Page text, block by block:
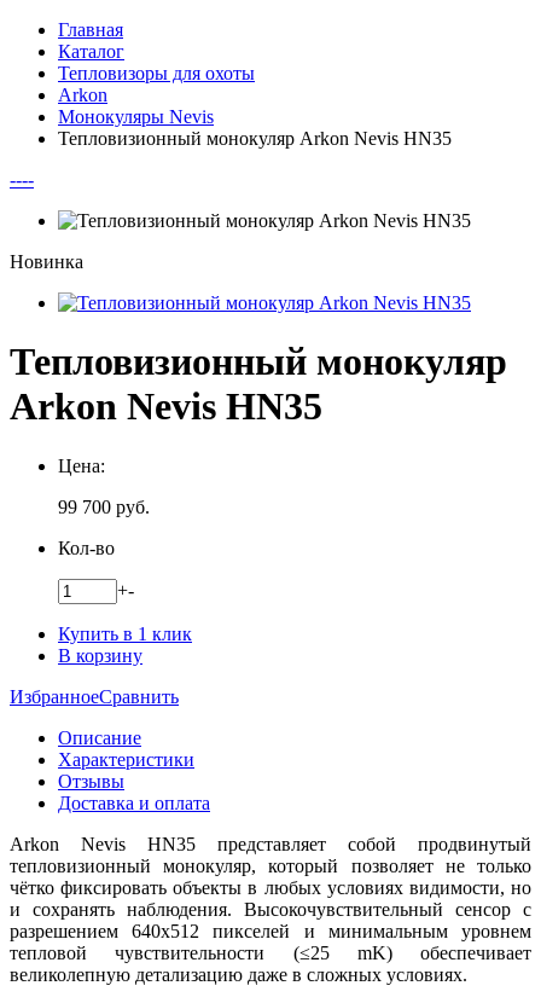
Главная
Каталог
Тепловизоры для охоты
Arkon
Монокуляры Nevis
Тепловизионный монокуляр Arkon Nevis HN35
----
Новинка
Тепловизионный монокуляр
Arkon Nevis HN35
Цена:
99 700 руб.
Кол-во
+-
Купить в 1 клик
В корзину
ИзбранноеСравнить
Описание
Характеристики
Отзывы
Доставка и оплата
Arkon Nevis HN35 представляет собой продвинутый
тепловизионный монокуляр, который позволяет не только
чётко фиксировать объекты в любых условиях видимости, но
и сохранять наблюдения. Высокочувствительный сенсор с
разрешением 640х512 пикселей и минимальным уровнем
тепловой чувствительности (≤25 mK) обеспечивает
великолепную детализацию даже в сложных условиях.